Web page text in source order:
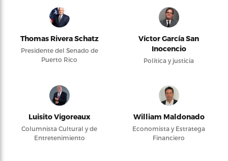
Thomas Rivera Schatz
Presidente del Senado de
Puerto Rico
Víctor García San
Inocencio
Política y justicia
Luisito Vigoreaux
Columnista Cultural y de
Entretenimiento
William Maldonado
Economista y Estratega
Financiero